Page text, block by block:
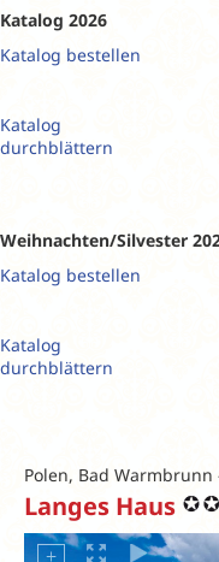
Katalog 2026
Katalog bestellen
Katalog
durchblättern
Weihnachten/Silvester
Katalog bestellen
Katalog
durchblättern
Polen, Bad Warmbrunn
Langes Haus